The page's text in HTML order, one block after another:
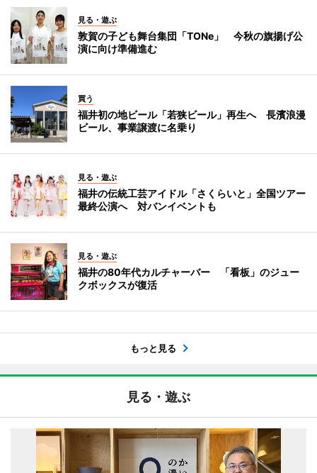
見る・遊ぶ
敦賀の子ども舞台集団「TONe」 今秋の旗揚げ公
演に向け準備進む
買う
福井初の地ビール「若狭ビール」再生へ 長濱浪漫
ビール、事業譲渡に名乗り
見る・遊ぶ
福井の伝統工芸アイドル「さくらいと」全国ツアー
最終公演へ 対バンイベントも
見る・遊ぶ
福井の80年代カルチャーバー 「看板」のジュー
クボックスが復活
もっと見る
見る・遊ぶ